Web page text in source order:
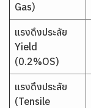
Gas)
แรงดึงประลัย
Yield
(0.2%OS)
แรงดึงประลัย
(Tensile